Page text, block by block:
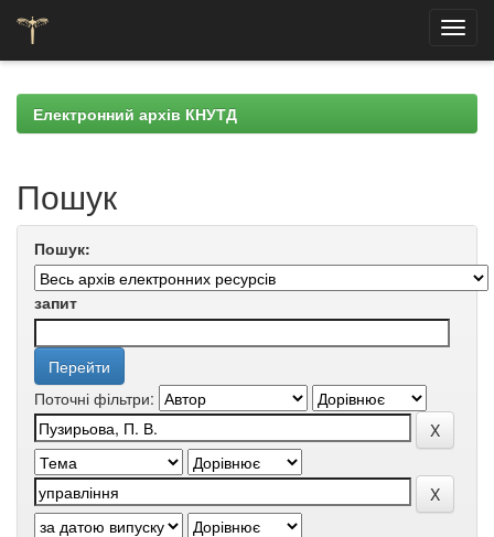
navigationЕлектронний архів КНУТД
Пошук
Пошук:
запит
Поточні фільтри: